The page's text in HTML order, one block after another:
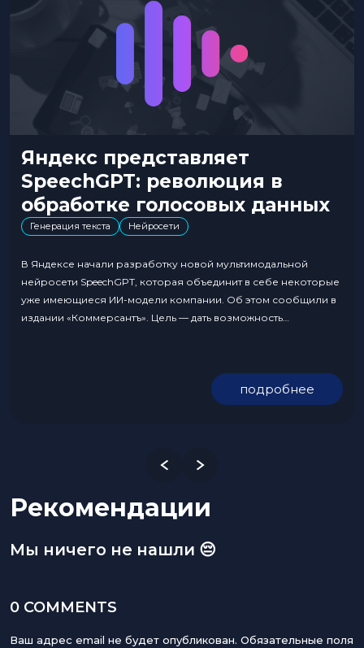
Яндекс представляет
SpeechGPT: революция в
обработке голосовых данных
Генерация текста Нейросети
В Яндексе начали разработку новой мультимодальной
нейросети SpeechGPT, которая объединит в себе некоторые
уже имеющиеся ИИ-модели компании. Об этом сообщили в
издании «Коммерсантъ». Цель — дать возможность
однако ИИ просто конвертируют один формат информации
подробнее
Рекомендации
Мы ничего не нашли 😔
0 COMMENTS
Ваш адрес email не будет опубликован. Обязательные поля